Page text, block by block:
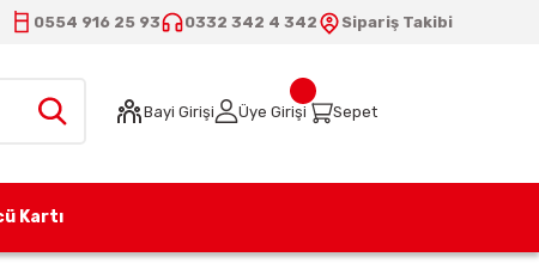
0554 916 25 93 0332 342 4 342 Sipariş Takibi
Bayi Girişi Üye Girişi Sepet
Kartı